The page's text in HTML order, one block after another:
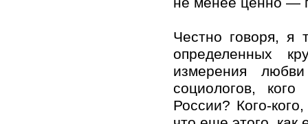
Честно говоря, я
определенных
измерения
социологов,
России? Кого-